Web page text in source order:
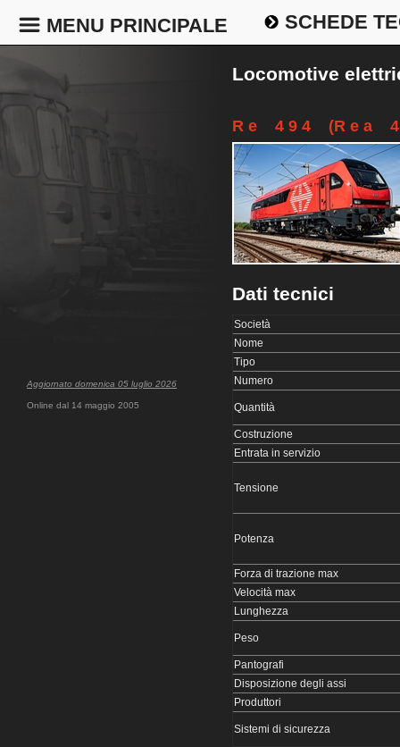
MENU PRINCIPALE SCHEDE
Aggiornato domenica 05 luglio 2026
Online dal 14 maggio 2005
Locomotive
R e 4 9 4 (R e a 4
Dati tecnici
Società
Nome
Tipo
Numero
Quantità
Costruzione
Entrata in servizio
Tensione
Potenza
Forza di trazione max
Velocità max
Lunghezza
Peso
Pantografi
Disposizione degli assi
Produttori
Sistemi di sicurezza